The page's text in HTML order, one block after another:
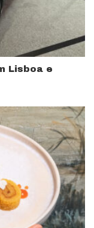
Lisboa e